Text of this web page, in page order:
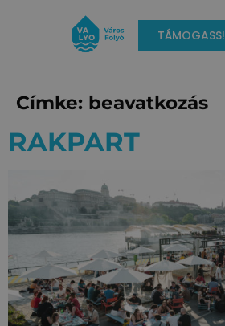
TÁMOGASS!
Címke: beavatkozás
RAKPART